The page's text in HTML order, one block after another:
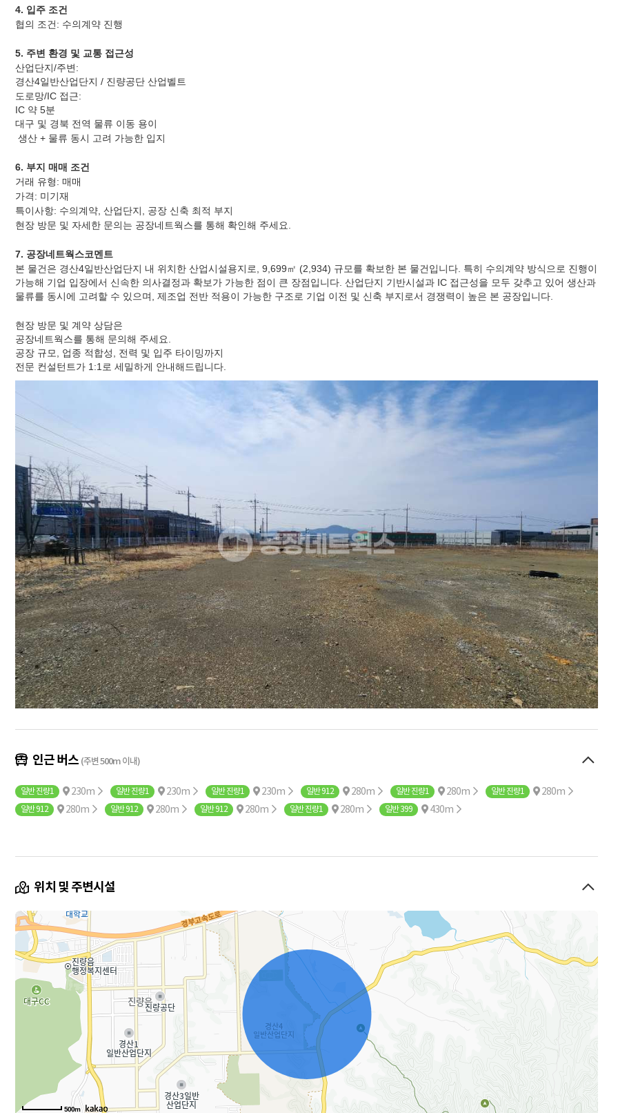
4. 입주 조건
협의 조건: 수의계약 진행
5. 주변 환경 및 교통 접근성
산업단지/주변:
경산4일반산업단지 / 진량공단 산업벨트
도로망/IC 접근:
IC 약 5분
대구 및 경북 전역 물류 이동 용이
생산 + 물류 동시 고려 가능한 입지
6. 부지 매매 조건
거래 유형: 매매
가격: 미기재
특이사항: 수의계약, 산업단지, 공장 신축 최적 부지
현장 방문 및 자세한 문의는 공장네트웍스를 통해 확인해 주세요.
7. 공장네트웍스코멘트
본 물건은 경산4일반산업단지 내 위치한 산업시설용지로, 9,699㎡ (2,934) 규모를 확보한 본 물건입니다. 특히 수의계약 방식으로 진행이
가능해 기업 입장에서 신속한 의사결정과 확보가 가능한 점이 큰 장점입니다. 산업단지 기반시설과 IC 접근성을 모두 갖추고 있어 생산과
물류를 동시에 고려할 수 있으며, 제조업 전반 적용이 가능한 구조로 기업 이전 및 신축 부지로서 경쟁력이 높은 본 공장입니다.
현장 방문 및 계약 상담은
공장네트웍스를 통해 문의해 주세요.
공장 규모, 업종 적합성, 전력 및 입주 타이밍까지
전문 컨설턴트가 1:1로 세밀하게 안내해드립니다.
인근 버스 (주변 500m 이내)
일반 진량1 230m 일반 진량1 230m 일반 진량1 230m 일반 912 280m 일반 진량1 280m 일반 진량1 280m
일반 912 280m 일반 912 280m 일반 912 280m 일반 진량1 280m 일반 399 430m
위치 및 주변시설
500m